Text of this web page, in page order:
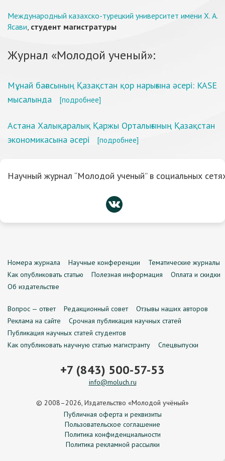
Международный казахско-турецкий университет имени Х. А.
Ясави, студент магистратуры
Журнал «Молодой ученый»:
Мұнай бағасының Қазақстан қор нарығына әсері: KASE
мысалында
[подробнее]
Астана Халықаралық Қаржы Орталығының Қазақстан
экономикасына әсері
[подробнее]
Научный журнал “Молодой ученый” в социальных
Номера журнала Научные конференции
Тематические журналы
Как опубликовать статью
Полезная информация
Оплата и скидки
Об издательстве
Вопрос — ответ Редакционный совет
Отзывы наших авторов
Реклама на сайте
Срочная публикация научных статей
Публикация научных статей студентов
Как опубликовать научную статью магистранту
Спецвыпуски
+7 (843) 500-57-53
info@moluch.ru
© 2008–2026, Издательство «Молодой учёный»
Публичная оферта и реквизиты
Пользовательское соглашение
Политика конфиденциальности
Политика рекламной рассылки